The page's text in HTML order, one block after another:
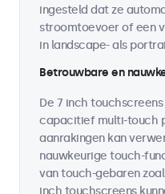
ingesteld dat ze
stroomtoevoer of een
in landscape- als
Betrouwbare en
De 7 inch
capacitief multi-touch
aanrakingen kan
nauwkeurige touch-
van touch-gebaren
inch touchscreens